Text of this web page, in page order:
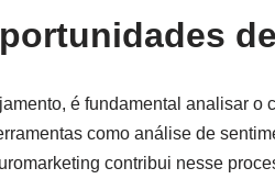
é fundamental analisar o
como análise de
contribui nesse